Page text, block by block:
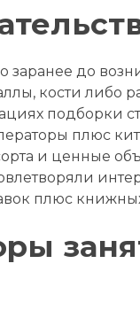
до
кости либо
подборки
плюс
и ценные
плюс